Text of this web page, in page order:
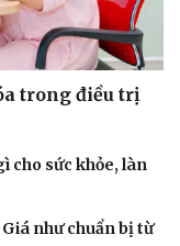
trong điều trị
cho sức khỏe, làn
như chuẩn bị từ